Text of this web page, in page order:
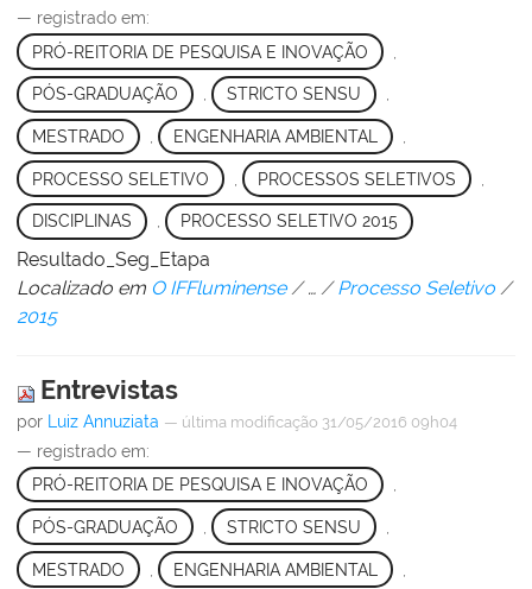
— registrado em:
PRÓ-REITORIA DE PESQUISA E INOVAÇÃO
PÓS-GRADUAÇÃO , STRICTO SENSU ,
MESTRADO ENGENHARIA AMBIENTAL
PROCESSO SELETIVO PROCESSOS SELETIVOS
DISCIPLINAS , PROCESSO SELETIVO 2015
Resultado_Seg_Etapa
Localizado em O IFFluminense /… /Processo Seletivo /
2015
Entrevistas
por Luiz Annuziata — última modificação 31/05/2016 09h04
— registrado em:
PRÓ-REITORIA DE PESQUISA E INOVAÇÃO
PÓS-GRADUAÇÃO STRICTO SENSU
MESTRADO ENGENHARIA AMBIENTAL